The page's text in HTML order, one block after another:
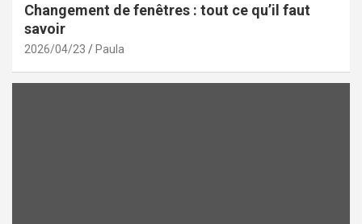
Changement de fenêtres : tout ce qu’il faut
savoir
2026/04/23 Paula